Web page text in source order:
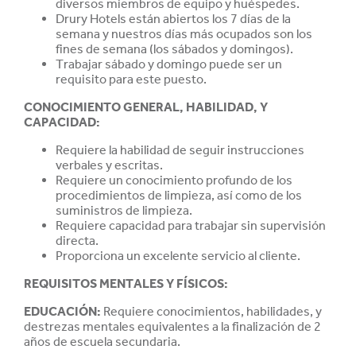
diversos miembros de equipo y huéspedes.
Drury Hotels están abiertos los 7 días de la
semana y nuestros días más ocupados son los
fines de semana (los sábados y domingos).
Trabajar sábado y domingo puede ser un
requisito para este puesto.
CONOCIMIENTO GENERAL, HABILIDAD, Y
CAPACIDAD:
Requiere la habilidad de seguir instrucciones
verbales y escritas.
Requiere un conocimiento profundo de los
procedimientos de limpieza, así como de los
suministros de limpieza.
Requiere capacidad para trabajar sin supervisión
directa.
Proporciona un excelente servicio al cliente.
REQUISITOS MENTALES Y FÍSICOS:
EDUCACIÓN: Requiere conocimientos, habilidades, y
destrezas mentales equivalentes a la finalización de 2
años de escuela secundaria.